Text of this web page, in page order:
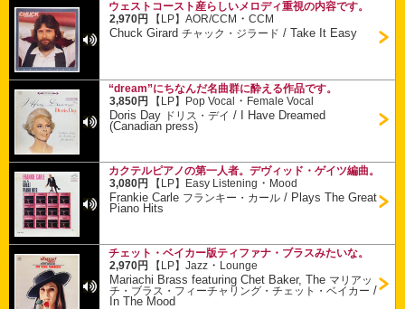
ウェストコースト産らしいメロディ重視の内容です。
2,970円
【LP】AOR/CCM ・CCM
Chuck Girardチャック・ジラード /Take It Easy
“dream”にちなんだ名曲群に酔える作品です。
3,850円
【LP】 Pop Vocal ・ Female Vocal
Doris Day ドリス・デイ / I Have Dreamed
(Canadian press)
カクテルピアノの第一人者。デヴィッド・ゲイツ編曲。
3,080円
【LP】 Easy Listening ・ Mood
Frankie Carle フランキー・カール / Plays The Great
Piano Hits
チェット・ベイカー版ティファナ・ブラスみたいな。
2,970円
【LP】Jazz ・ Lounge
Mariachi Brass featuring Chet Baker, The マリアッ
チ・ブラス・フィーチャリング・チェット・ベイカー /
In The Mood